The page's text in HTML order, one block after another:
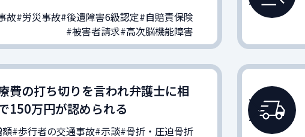
故#労災事故#後遺障害6級認定#自賠責保険
#被害者請求#高次脳機能障害
費の打ち切りを言われ弁護士に相
150万円が認められる
#歩行者の交通事故#示談#骨折・圧迫骨折